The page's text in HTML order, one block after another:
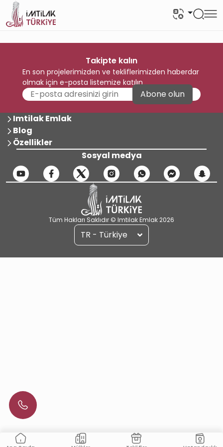
Takipte kalın
En son projelerimizden ve tekliflerimizden haberdar
olmak için e-posta listemize katılın
Abone olun
Imtilak Emlak
Blog
Özellikler
Sosyal medya
Tüm Hakları Saklıdır © Imtilak Emlak 2026
TR - Türkiye